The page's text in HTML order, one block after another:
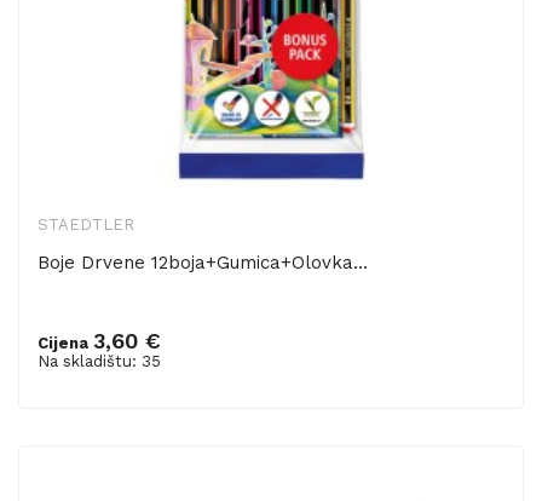
STAEDTLER
Boje Drvene 12boja+gumica+olovka...
Cijena 3,60 €
Na skladištu: 35
Dodaj u košaricu